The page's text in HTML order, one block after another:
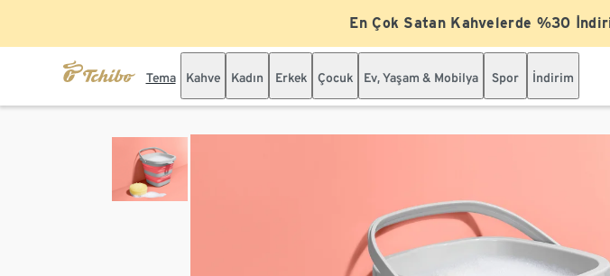
En Çok Satan Kahvelerde %30
Tema Kahve Kadın Erkek Çocuk Ev, Yaşam & Mobilya Spor İndirim